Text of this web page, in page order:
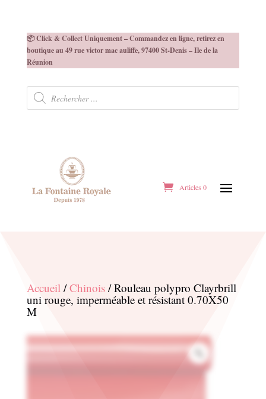
📦 Click & Collect Uniquement – Commandez en ligne, retirez en
boutique au 49 rue victor mac auliffe, 97400 St-Denis – Ile de la
Réunion
Recherche
produits
Articles 0
Accueil/Chinois/ Rouleau polypro Clayrbrill
uni rouge, imperméable et résistant 0.70X50
M